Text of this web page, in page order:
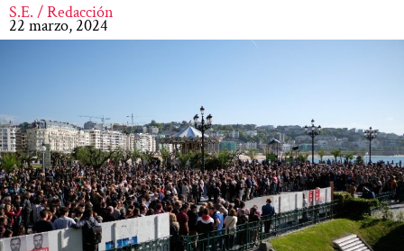
S.E. / Redacción
22 marzo, 2024